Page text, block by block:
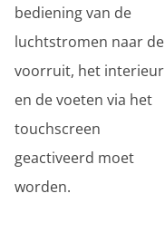
bediening van de
luchtstromen naar de
voorruit, het interieur
en de voeten via het
touchscreen
geactiveerd moet
worden.